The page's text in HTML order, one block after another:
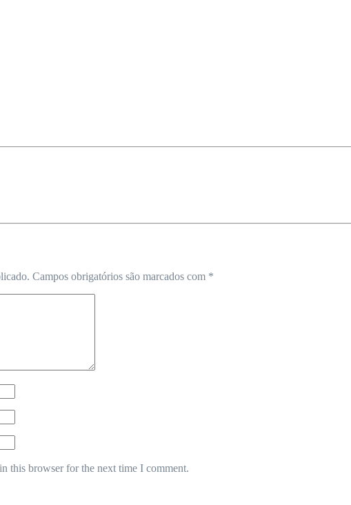
Campos obrigatórios são marcados com *
this browser for the next time I comment.